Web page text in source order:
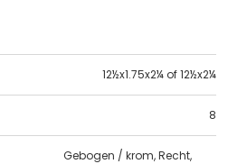
12½x1.75x2¼ of 12½x2¼
8
Gebogen / krom, Recht,